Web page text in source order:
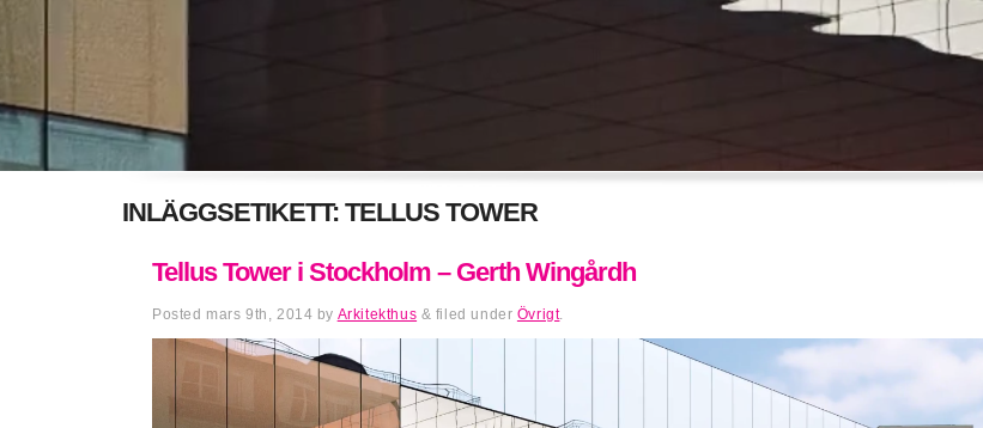
INLÄGGSETIKETT: TELLUS TOWER
Tellus Tower i Stockholm – Gerth Wingårdh
Posted mars 9th, 2014 by Arkitekthus & filed under Övrigt.